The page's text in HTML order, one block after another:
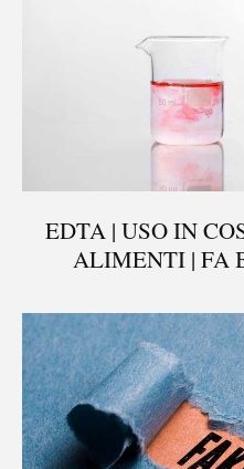
EDTA | USO IN
ALIMENTI | FA